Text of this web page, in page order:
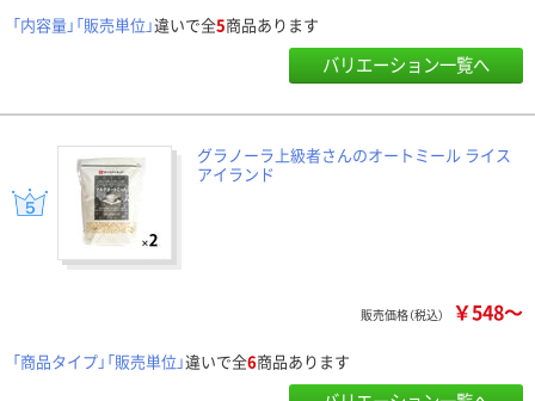
「内容量」「販売単位」違いで全5商品あります
バリエーション一覧へ
グラノーラ上級者さんのオートミール ライス
アイランド
販売価格（税込） ￥548～
「商品タイプ」「販売単位」違いで全6商品あります